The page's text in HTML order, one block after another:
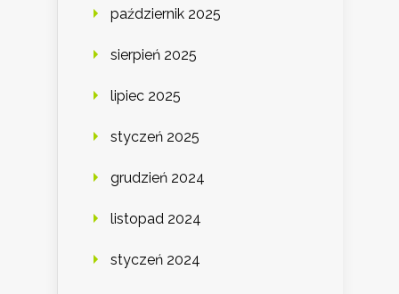
październik 2025
sierpień 2025
lipiec 2025
styczeń 2025
grudzień 2024
listopad 2024
styczeń 2024